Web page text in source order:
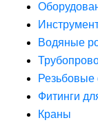
Водяные
Резьбовые
Фитинги
Краны